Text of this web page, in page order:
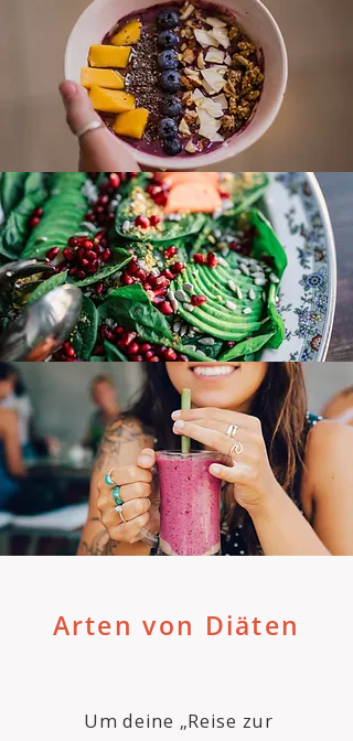
Arten von Diäten
Um deine „Reise zur